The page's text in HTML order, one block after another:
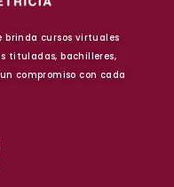
brinda cursos virtuales
tituladas, bachilleres,
compromiso con cada